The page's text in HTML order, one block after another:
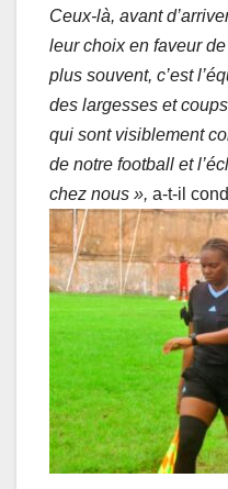
Ceux-là, avant
leur choix en faveur
plus souvent, c’est
des largesses et
qui sont visiblement
de notre football et
chez nous », a-t-il